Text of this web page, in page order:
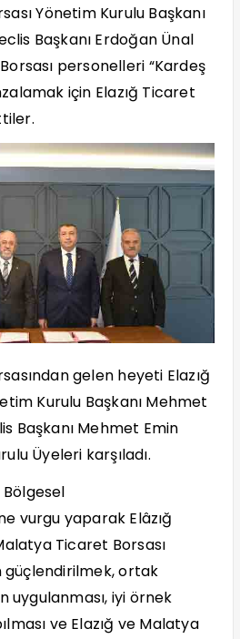
Yönetim Kurulu Başkanı
Başkanı Erdoğan Ünal
personelleri “Kardeş
için Elazığ Ticaret
gelen heyeti Elazığ
Kurulu Başkanı Mehmet
Başkanı Mehmet Emin
Üyeleri karşıladı.
ölgesel
vurgu yaparak Elâzığ
Ticaret Borsası
güçlendirilmek, ortak
uygulanması, iyi örnek
ve Elazığ ve Malatya